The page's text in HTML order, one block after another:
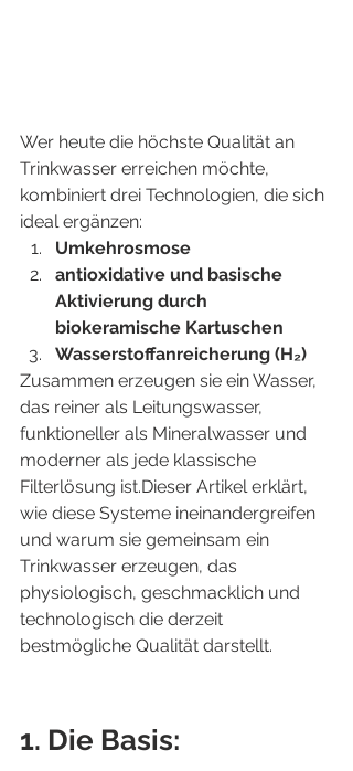
Wer heute die höchste Qualität an
Trinkwasser erreichen möchte,
kombiniert drei Technologien, die sich
ideal ergänzen:
Umkehrosmose
antioxidative und basische
Aktivierung durch
biokeramische Kartuschen
Wasserstoffanreicherung (H₂)
Zusammen erzeugen sie ein Wasser,
das reiner als Leitungswasser,
funktioneller als Mineralwasser und
moderner als jede klassische
Filterlösung ist.Dieser Artikel erklärt,
wie diese Systeme ineinandergreifen
und warum sie gemeinsam ein
Trinkwasser erzeugen, das
physiologisch, geschmacklich und
technologisch die derzeit
bestmögliche Qualität darstellt.
1. Die Basis: